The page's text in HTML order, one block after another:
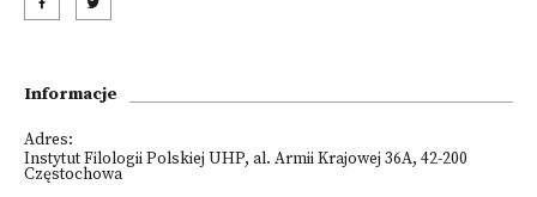
Informacje
Adres:
Instytut Filologii Polskiej UHP, al. Armii Krajowej 36A, 42-200
Częstochowa